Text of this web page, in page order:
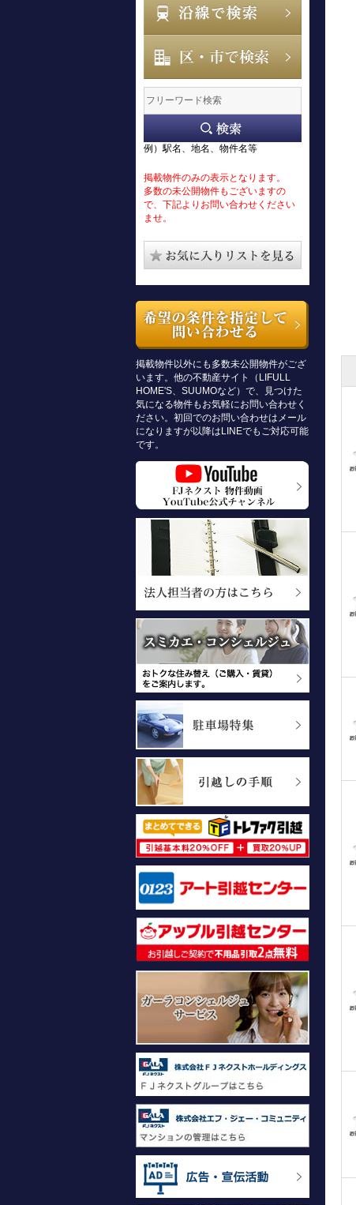
例）駅名、地名、物件名等
掲載物件のみの表示となります。
多数の未公開物件もございますの
で、下記よりお問い合わせください
ませ。
掲載物件以外にも多数未公開物件がござ
います。他の不動産サイト（LIFULL
HOME'S、SUUMOなど）で、見つけた
気になる物件もお気軽にお問い合わせく
ださい。初回でのお問い合わせはメール
になりますが以降はLINEでもご対応可能
です。